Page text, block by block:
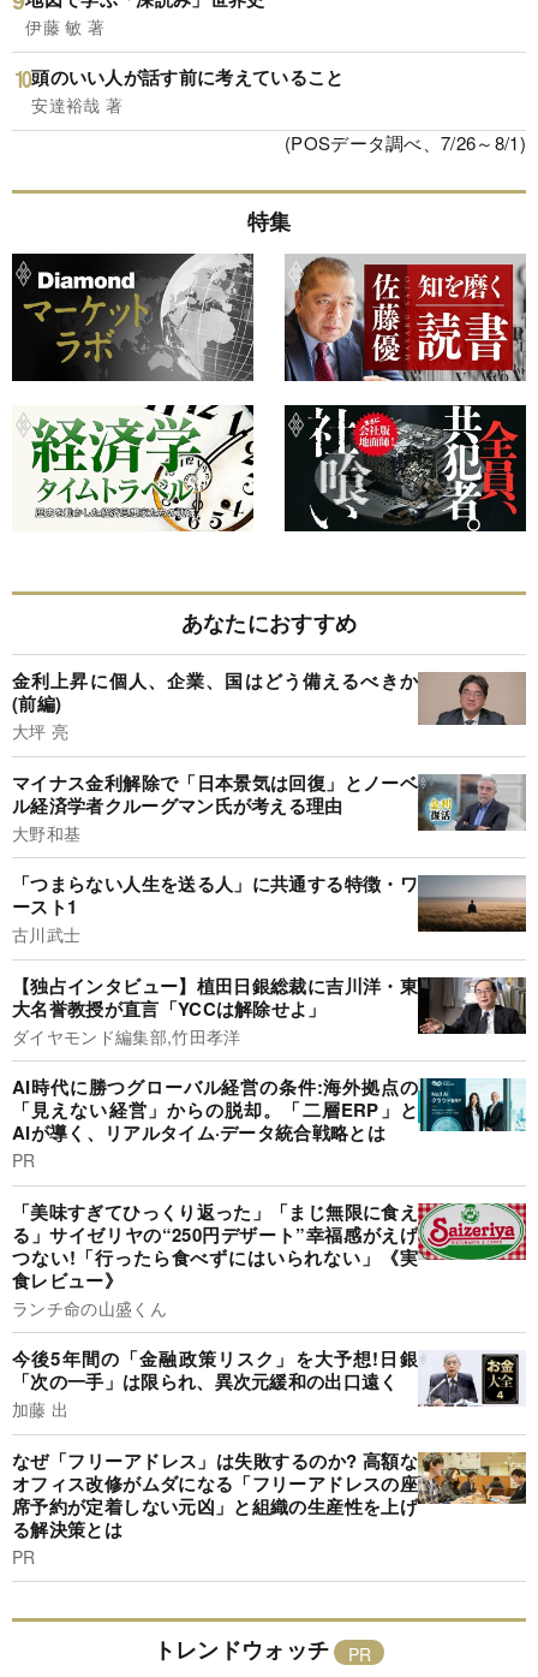
伊藤 敏 著
頭のいい人が話す前に考えていること
安達裕哉 著
(POSデータ調べ、7/26～8/1)
特集
あなたにおすすめ
金利上昇に個人、企業、国はどう備えるべきか
(前編)
大坪 亮
マイナス金利解除で「日本景気は回復」とノーベ
ル経済学者クルーグマン氏が考える理由
大野和基
「つまらない人生を送る人」に共通する特徴・ワ
ースト1
古川武士
【独占インタビュー】植田日銀総裁に吉川洋・東
大名誉教授が直言「YCCは解除せよ」
ダイヤモンド編集部,竹田孝洋
AI時代に勝つグローバル経営の条件:海外拠点の
「見えない経営」からの脱却。「二層ERP」と
AIが導く、リアルタイム·データ統合戦略とは
PR
「美味すぎてひっくり返った」「まじ無限に食え
る」サイゼリヤの“250円デザート”幸福感がえげ
つない!「行ったら食べずにはいられない」《実
食レビュー》
ランチ命の山盛くん
今後5年間の「金融政策リスク」を大予想!日銀
「次の一手」は限られ、異次元緩和の出口遠く
加藤 出
なぜ「フリーアドレス」は失敗するのか? 高額な
オフィス改修がムダになる「フリーアドレスの座
席予約が定着しない元凶」と組織の生産性を上げ
る解決策とは
PR
トレンドウォッチ